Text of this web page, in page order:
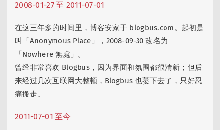
2008-01-27 至 2011-07-01
在这三年多的时间里，博客安家于 blogbus.com。起初是
叫「Anonymous Place」，2008-09-30 改名为
「Nowhere 無處」。
曾经非常喜欢 Blogbus，因为界面和氛围都很清新；但后
来经过几次互联网大整顿，Blogbus 也萎下去了，只好忍
痛搬走。
2011-07-01 至今